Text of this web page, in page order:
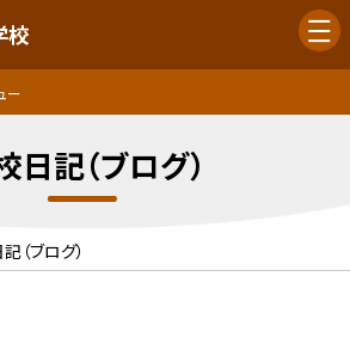
校
ー
日記（ブログ）
（ブログ）